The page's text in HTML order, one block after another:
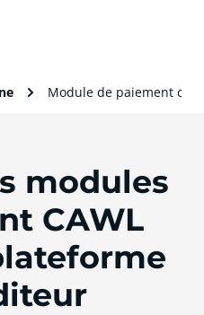
Module de paiement
modules
CAWL